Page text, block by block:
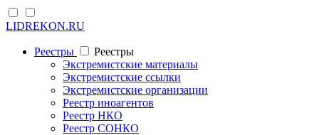
LIDREKON.RU
Реестры
Реестры
Экстремистские материалы
Экстремистские ссылки
Экстремистские организации
Реестр иноагентов
Реестр НКО
Реестр СОНКО